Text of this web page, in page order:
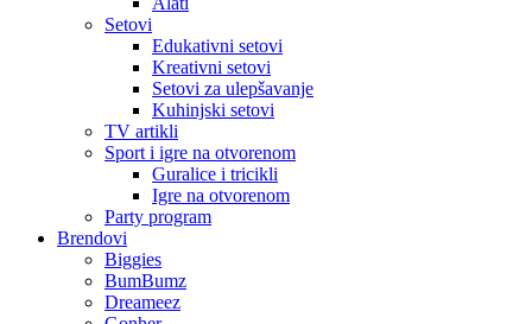
Setovi
Edukativni setovi
Kreativni setovi
Setovi za ulepšavanje
Kuhinjski setovi
TV artikli
Sport i igre na otvorenom
Guralice i tricikli
Igre na otvorenom
Party program
Brendovi
Biggies
BumBumz
Dreameez